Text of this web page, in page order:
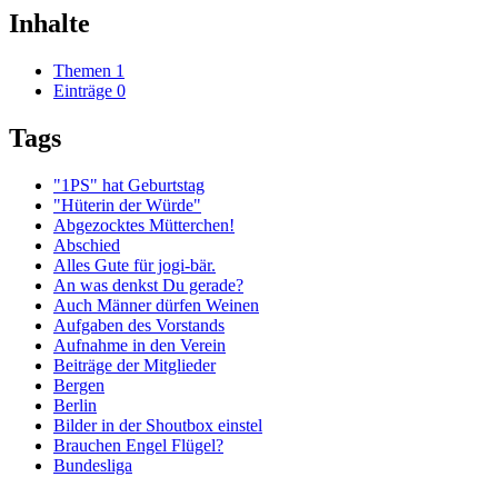
Inhalte
Themen 1
Einträge 0
Tags
"1PS" hat Geburtstag
"Hüterin der Würde"
Abgezocktes Mütterchen!
Abschied
Alles Gute für jogi-bär.
An was denkst Du gerade?
Auch Männer dürfen Weinen
Aufgaben des Vorstands
Aufnahme in den Verein
Beiträge der Mitglieder
Bergen
Berlin
Bilder in der Shoutbox einstel
Brauchen Engel Flügel?
Bundesliga